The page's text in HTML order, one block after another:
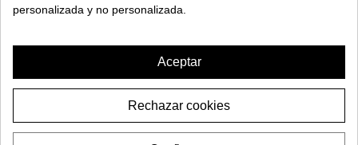
CACHIMBA DMNT
89,95€
personalizada y no personalizada.
Aceptar
Rechazar cookies